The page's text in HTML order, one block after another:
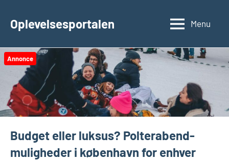
Oplevelsesportalen Menu
Annonce
Budget eller luksus? Polterabend-
muligheder i københavn for enhver